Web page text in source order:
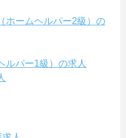
ホームヘルパー2級）の
ルパー1級）の求人